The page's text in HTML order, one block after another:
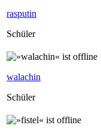
rasputin
Schüler
walachin
Schüler